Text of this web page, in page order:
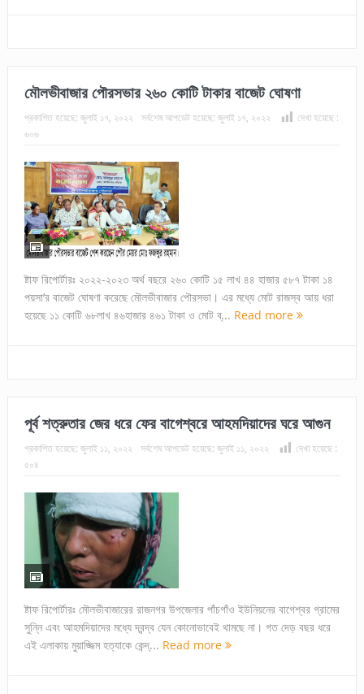
মৌলভীবাজার পৌরসভার ২৬০ কোটি টাকার বাজেট ঘোষণা
প্রকাশিত হয়েছে: জুলাই ১৭, ২০২২ সর্বশেষ আপডেট হয়েছে: জুলাই ১৭, ২০২২
দেখা হয়েছে :
৬০৬
ষ্টাফ রিপোর্টারঃ ২০২২-২০২৩ অর্থ বছরে ২৬০ কোটি ১৫ লাখ ৪৪ হাজার ৫৮৭ টাকা ১৪
পয়সা’র বাজেট ঘোষণা করেছে মৌলভীবাজার পৌরসভা। এর মধ্যে মোট রাজস্ব আয় ধরা
হয়েছে ১১ কোটি ৬৮লাখ ৪৬হাজার ৪৬১ টাকা ও মোট ব্... Read more
পূর্ব শত্রুতার জের ধরে ফের বাগেশ্বরে আহমদিয়াদের ঘরে আগুন
প্রকাশিত হয়েছে: জুলাই ১১, ২০২২ সর্বশেষ আপডেট হয়েছে: জুলাই ১১, ২০২২
দেখা হয়েছে :
৫০৪
ষ্টাফ রিপোর্টারঃ মৌলভীবাজারের রাজনগর উপজেলার পাঁচগাঁও ইউনিয়নের বাগেশ্বর গ্রামের
সুন্নি এবং আহমদিয়াদের মধ্যে দ্বন্দ্ব যেন কোনোভাবেই থামছে না। গত দেড় বছর ধরে
এই এলাকায় মুয়াজ্জিম হত্যাকে কেন্দ্... Read more